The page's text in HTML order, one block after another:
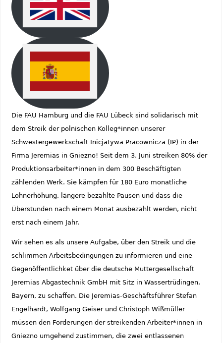
Die FAU Hamburg und die FAU Lübeck sind solidarisch mit
dem Streik der polnischen Kolleg*innen unserer
Schwestergewerkschaft Inicjatywa Pracownicza (IP) in der
Firma Jeremias in Gniezno! Seit dem 3. Juni streiken 80% der
Produktionsarbeiter*innen in dem 300 Beschäftigten
zählenden Werk. Sie kämpfen für 180 Euro monatliche
Lohnerhöhung, längere bezahlte Pausen und dass die
Überstunden nach einem Monat ausbezahlt werden, nicht
erst nach einem Jahr.
Wir sehen es als unsere Aufgabe, über den Streik und die
schlimmen Arbeitsbedingungen zu informieren und eine
Gegenöffentlichket über die deutsche Muttergesellschaft
Jeremias Abgastechnik GmbH mit Sitz in Wassertrüdingen,
Bayern, zu schaffen. Die Jeremias-Geschäftsführer Stefan
Engelhardt, Wolfgang Geiser und Christoph Wißmüller
müssen den Forderungen der streikenden Arbeiter*innen in
Gniezno umgehend zustimmen, die zwei entlassenen